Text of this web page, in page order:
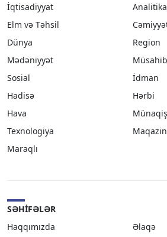
İqtisadiyyat
Analitika
Elm və Təhsil
Dünya
Region
Mədəniyyət
Sosial
İdman
Hadisə
Hərbi
Hava
Texnologiya
Maqazin
Maraqlı
SƏHIFƏLƏR
Haqqımızda
Əlaqə